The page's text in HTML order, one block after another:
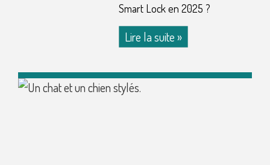
Smart Lock en 2025 ?
Lire la suite »